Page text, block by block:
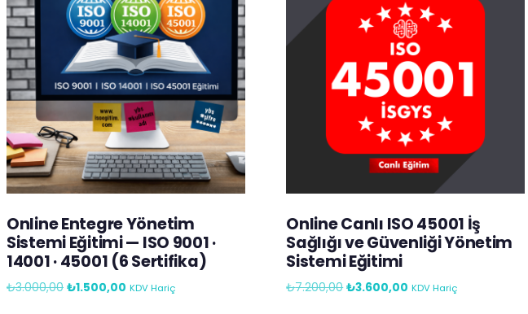
Online Entegre Yönetim
Sistemi Eğitimi — ISO 9001 ·
14001 · 45001 (6 Sertifika)
₺3.000,00 ₺1.500,00 KDV Hariç
Online Canlı ISO 45001 İş
Sağlığı ve Güvenliği Yönetim
Sistemi Eğitimi
₺7.200,00 ₺3.600,00 KDV Hariç